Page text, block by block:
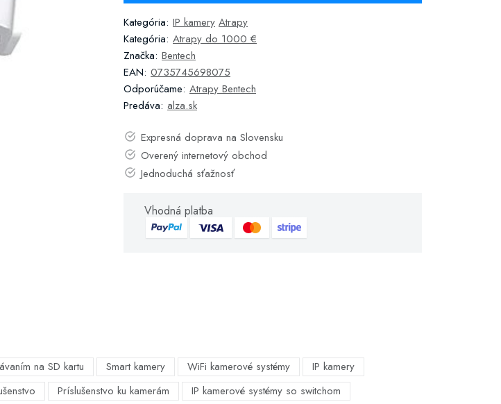
Kategória: IP kamery Atrapy
Kategória: Atrapy do 1000 €
Značka: Bentech
EAN: 0735745698075
Odporúčame: Atrapy Bentech
Predáva: alza.sk
Expresná doprava na Slovensku
Overený internetový obchod
Jednoduchá sťažnosť
Vhodná platba
na SD kartu Smart kamery WiFi kamerové systémy
IP kamery
Príslušenstvo ku kamerám
IP kamerové systémy so switchom